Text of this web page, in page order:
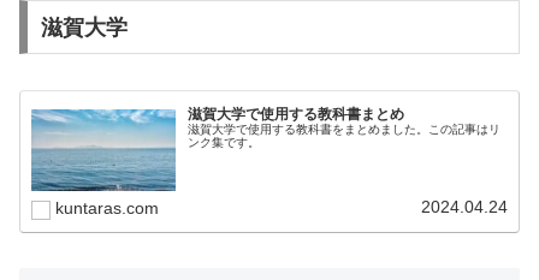
滋賀大学
滋賀大学で使用する教科書まとめ
滋賀大学で使用する教科書をまとめました。この記事はリ
ンク集です。
kuntaras.com 2024.04.24